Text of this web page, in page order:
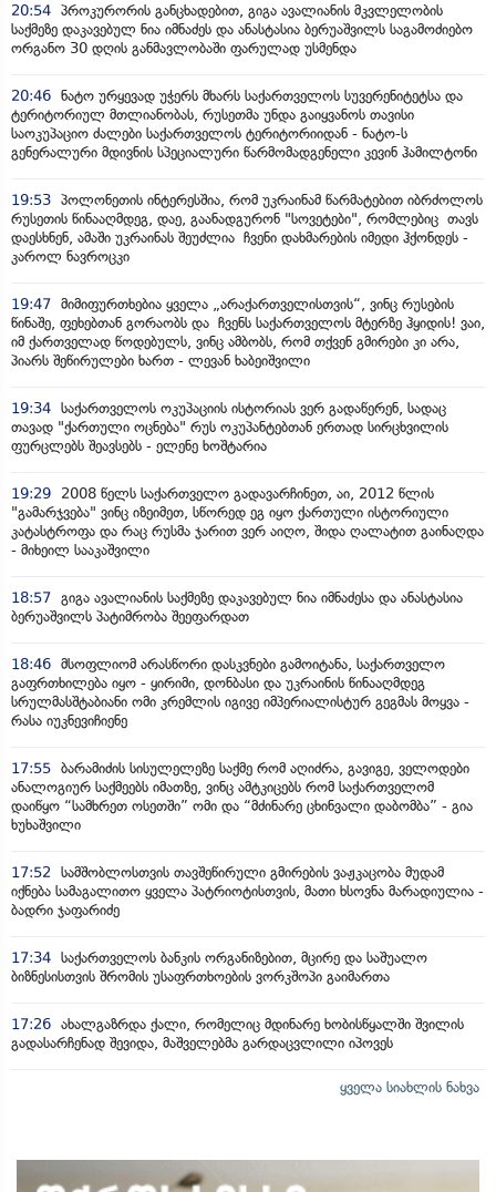
20:54 პროკურორის განცხადებით, გიგა ავალიანის მკვლელობის
საქმეზე დაკავებულ ნია იმნაძეს და ანასტასია ბერუაშვილს საგამოძიებო
ორგანო 30 დღის განმავლობაში ფარულად უსმენდა
20:46 ნატო ურყევად უჭერს მხარს საქართველოს სუვერენიტეტსა და
ტერიტორიულ მთლიანობას, რუსეთმა უნდა გაიყვანოს თავისი
საოკუპაციო ძალები საქართველოს ტერიტორიიდან - ნატო-ს
გენერალური მდივნის სპეციალური წარმომადგენელი კევინ ჰამილტონი
19:53 პოლონეთის ინტერესშია, რომ უკრაინამ წარმატებით იბრძოლოს
რუსეთის წინააღმდეგ, დაე, გაანადგურონ "სოვეტები", რომლებიც თავს
დაესხნენ, ამაში უკრაინას შეუძლია ჩვენი დახმარების იმედი ჰქონდეს -
კაროლ ნავროცკი
19:47 მიმიფურთხებია ყველა „არაქართველისთვის“, ვინც რუსების
წინაშე, ფეხებთან გორაობს და ჩვენს საქართველოს მტერზე ჰყიდის! ვაი,
იმ ქართველად წოდებულს, ვინც ამბობს, რომ თქვენ გმირები კი არა,
პიარს შეწირულები ხართ - ლევან ხაბეიშვილი
19:34 საქართველოს ოკუპაციის ისტორიას ვერ გადაწერენ, სადაც
თავად "ქართული ოცნება" რუს ოკუპანტებთან ერთად სირცხვილის
ფურცლებს შეავსებს - ელენე ხოშტარია
19:29
2008 წელს საქართველო გადავარჩინეთ, აი, 2012 წლის
"გამარჯვება" ვინც იზეიმეთ, სწორედ ეგ იყო ქართული ისტორიული
კატასტროფა და რაც რუსმა ჯარით ვერ აიღო, შიდა ღალატით გაინაღდა
- მიხეილ სააკაშვილი
18:57 გიგა ავალიანის საქმეზე დაკავებულ ნია იმნაძესა და ანასტასია
ბერუაშვილს პატიმრობა შეეფარდათ
18:46 მსოფლიომ არასწორი დასკვნები გამოიტანა, საქართველო
გაფრთხილება იყო - ყირიმი, დონბასი და უკრაინის წინააღმდეგ
სრულმასშტაბიანი ომი კრემლის იგივე იმპერიალისტურ გეგმას მოყვა -
რასა იუკნევიჩიენე
17:55 ბარამიძის სისულელეზე საქმე რომ აღიძრა, გავიგე, ველოდები
ანალოგიურ საქმეებს იმათზე, ვინც ამტკიცებს რომ საქართველომ
დაიწყო “სამხრეთ ოსეთში” ომი და “მძინარე ცხინვალი დაბომბა” - გია
ხუხაშვილი
17:52
სამშობლოსთვის თავშეწირული გმირების ვაჟკაცობა მუდამ
იქნება სამაგალითო ყველა პატრიოტისთვის, მათი ხსოვნა მარადიულია -
ბადრი ჯაფარიძე
17:34 საქართველოს ბანკის ორგანიზებით, მცირე და საშუალო
ბიზნესისთვის შრომის უსაფრთხოების ვორკშოპი გაიმართა
17:26 ახალგაზრდა ქალი, რომელიც მდინარე ხობისწყალში შვილის
გადასარჩენად შევიდა, მაშველებმა გარდაცვლილი იპოვეს
ყველა სიახლის ნახვა